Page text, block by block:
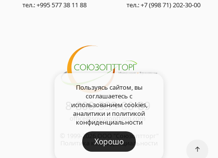
тел.:+995 577 38 11 88
тел.:+7 (998 71) 202-30-00
8-800-333-00-89
office@soyuzopttorg.com
© 1999-2026 ООО "Союзоптторг"
Политика конфиденциальности
↑
Пользуясь сайтом, вы
соглашаетесь с
использованием cookies,
аналитики и политикой
конфиденциальности
Хорошо